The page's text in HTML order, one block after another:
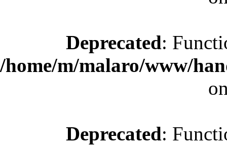
Deprecated:
/home/m/malaro/www/
Deprecated: